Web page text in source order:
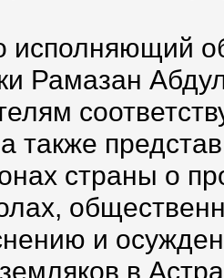
исполняющий
Рамазан
а также
страны о
и
в